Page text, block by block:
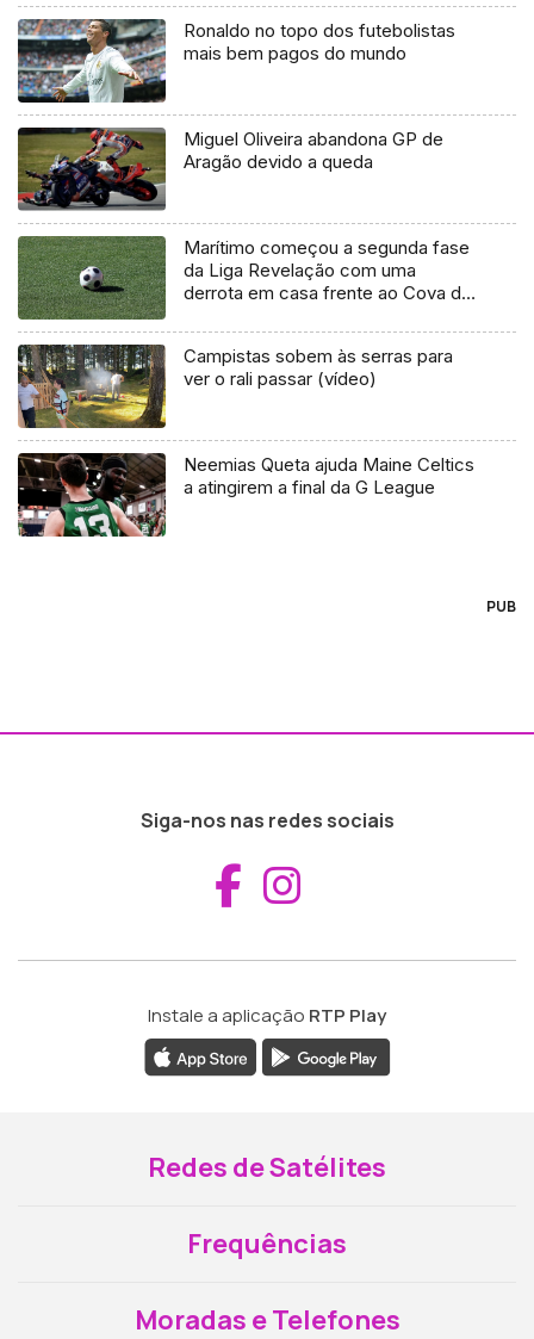
Ronaldo no topo dos futebolistas
mais bem pagos do mundo
Miguel Oliveira abandona GP de
Aragão devido a queda
Marítimo começou a segunda fase
da Liga Revelação com uma
derrota em casa frente ao Cova da
Campistas sobem às serras para
ver o rali passar (vídeo)
Neemias Queta ajuda Maine Celtics
a atingirem a final da G League
PUB
Siga-nos nas redes sociais
Aceder ao
Instale a aplicação RTP Play
Redes de Satélites
Frequências
Moradas e Telefones